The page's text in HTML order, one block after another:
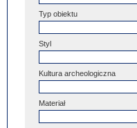
Typ obiektu
Styl
Kultura archeologiczna
Materiał